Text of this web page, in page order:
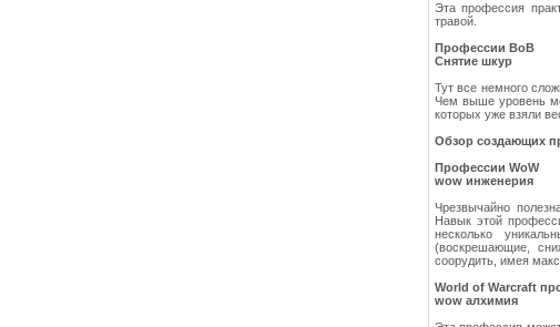
Эта профессия
травой.
Профессии ВоВ
Снятие шкур
Тут все немного
Чем выше уровень
которых уже взяли
Обзор создающих
Профессии WoW
wow инженерия
Чрезвычайно
Навык этой
несколько
(воскрешающие,
соорудить, имея
World of Warcraft
wow алхимия